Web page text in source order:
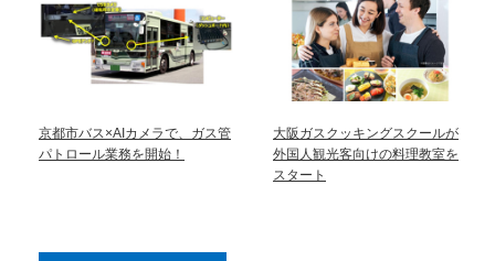
京都市バス×AIカメラで、ガス管
パトロール業務を開始！
大阪ガスクッキングスクールが
外国人観光客向けの料理教室を
スタート